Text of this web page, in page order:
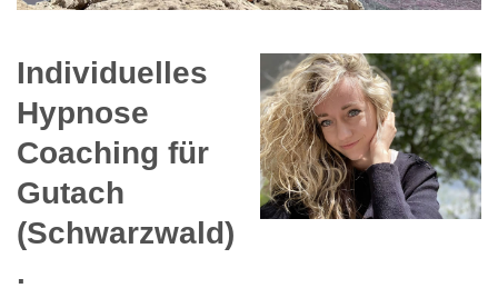
Individuelles
Hypnose
Coaching für
Gutach
(Schwarzwald)
.